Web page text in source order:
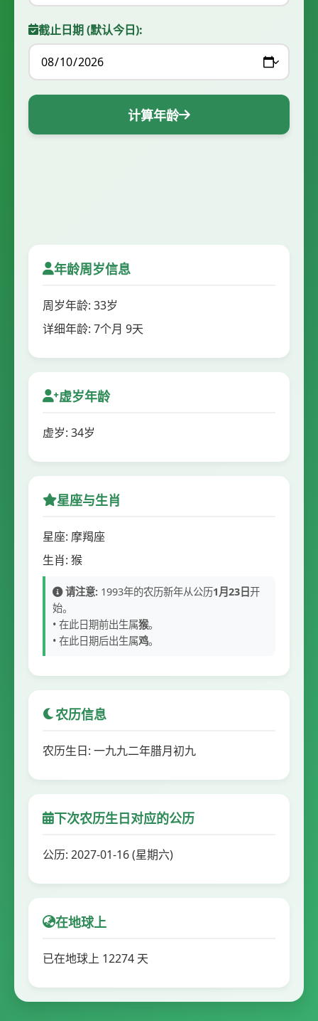
截止日期 (默认今日):
计算年龄
年龄周岁信息
周岁年龄: 33岁
详细年龄: 7个月 9天
虚岁年龄
虚岁: 34岁
星座与生肖
星座: 摩羯座
生肖: 猴
请注意: 1993年的农历新年从公历1月23日开
始。
• 在此日期前出生属猴。
• 在此日期后出生属鸡。
农历信息
农历生日: 一九九二年腊月初九
下次农历生日对应的公历
公历: 2027-01-16 (星期六)
在地球上
已在地球上 12274 天